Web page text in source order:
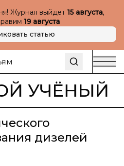
Журнал выйдет 15 августа,
19 августа
статью
УЧЁНЫЙ
дизелей